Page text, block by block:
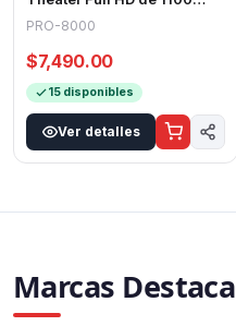
ANSI lm con función espejo,
PRO-8000
$7,490.00
15 disponibles
Ver detalles
Marcas